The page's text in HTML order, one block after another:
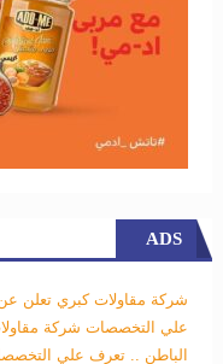
ADS
شركة مقاولات كبري تعلن
علي التخصصات شركة
الباطن .. تعرف علي